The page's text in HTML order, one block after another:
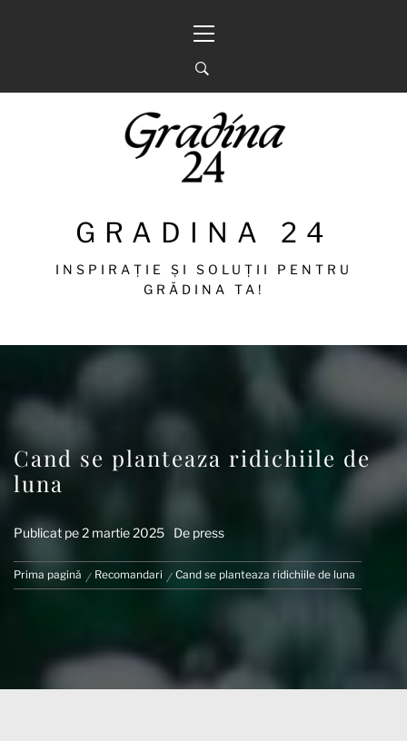
principal
GRADINA 24
INSPIRAȚIE ȘI SOLUȚII PENTRU
GRĂDINA TA!
Cand se planteaza ridichiile de
luna
Publicat pe2 martie 2025 De press
Prima pagină Recomandari Cand se planteaza ridichiile de luna